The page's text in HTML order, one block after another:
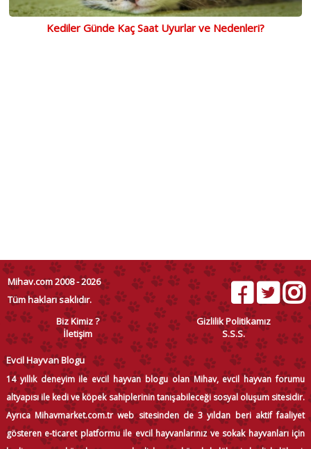
Kediler Günde Kaç Saat Uyurlar ve Nedenleri?
Mihav.com 2008 - 2026
Tüm hakları saklıdır.
Biz Kimiz ?
Gizlilik Politikamız
İletişim
S.S.S.
Evcil Hayvan Blogu
14 yıllık deneyim ile evcil hayvan blogu olan Mihav, evcil hayvan forumu
altyapısı ile kedi ve köpek sahiplerinin tanışabileceği sosyal oluşum sitesidir.
Ayrıca Mihavmarket.com.tr web sitesinden de 3 yıldan beri aktif faaliyet
gösteren e-ticaret platformu ile evcil hayvanlarınız ve sokak hayvanları için